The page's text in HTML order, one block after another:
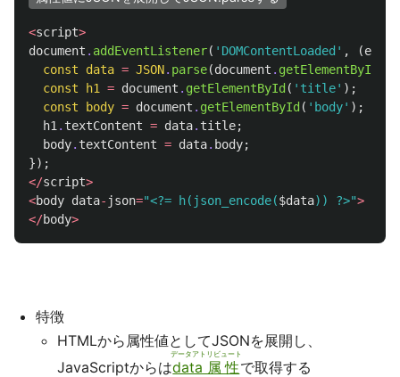
<script>
document . addEventListener( 'DOMContentLoaded' , (event
const
data = JSON. parse(document . getElementById
const
h1 = document . getElementById ( 'title' );
const
body = document . getElementById ( 'body' );
h1 . textContent = data. title;
body. textContent = data. body;
});
</script>
<body data- json="<?= h(json_encode($data)) ?>">
</body>
特徴
HTMLから属性値としてJSONを展開し、
JavaScriptからはdata属性
データアトリビュート
で取得する